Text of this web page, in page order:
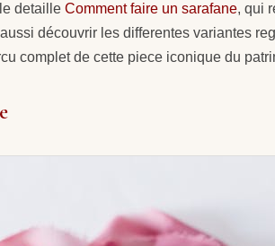
detaille Comment faire un sarafane, qui
découvrir les differentes variantes
complet de cette piece iconique du